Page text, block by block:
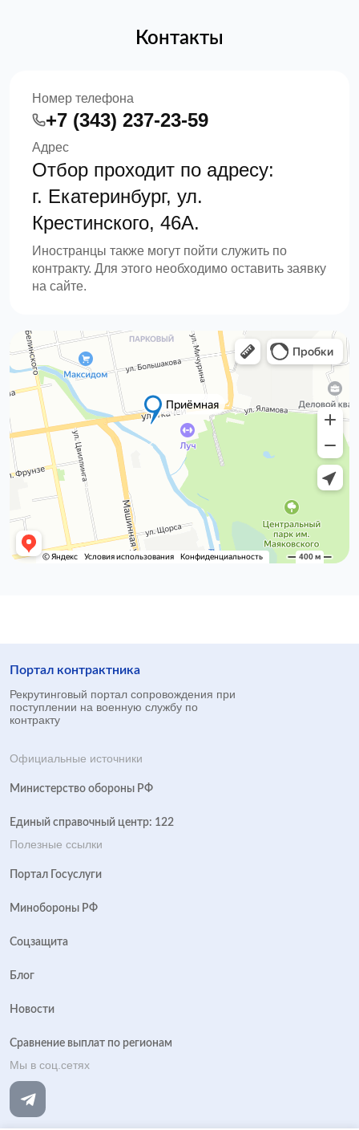
Контакты
Номер телефона
+7 (343) 237-23-59
Адрес
Отбор проходит по адресу:
г. Екатеринбург, ул.
Крестинского, 46А.
Иностранцы также могут пойти служить по
контракту. Для этого необходимо оставить заявку
на сайте.
Портал контрактника
Рекрутинговый портал сопровождения при
поступлении на военную службу по
контракту
Официальные источники
Министерство обороны РФ
Единый справочный центр: 122
Полезные ссылки
Портал Госуслуги
Минобороны РФ
Соцзащита
Блог
Новости
Сравнение выплат по регионам
Мы в соц.сетях